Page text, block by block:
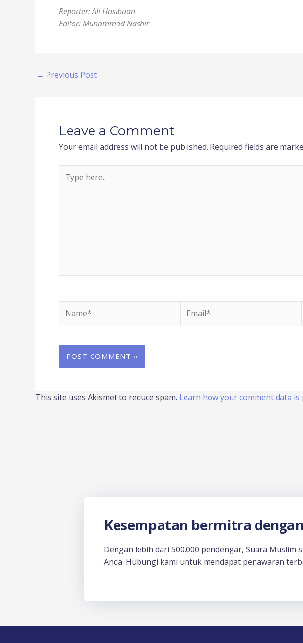
Reporter: Ali Hasibuan
Editor: Muhammad Nashir
← Previous Post
Leave a Comment
Your email address will not be published. Required fields are
here..
This site uses Akismet to reduce spam. Learn how your comment data is
Kesempatan bermitra
Dengan lebih dari 500.000 pendengar, Suara Muslim
Anda. Hubungi kami untuk mendapat penawaran